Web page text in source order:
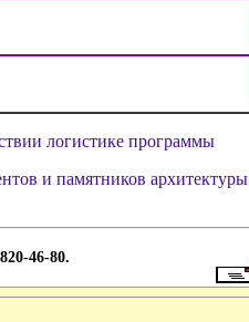
логистике программы
и памятников архитектуры
46-80.